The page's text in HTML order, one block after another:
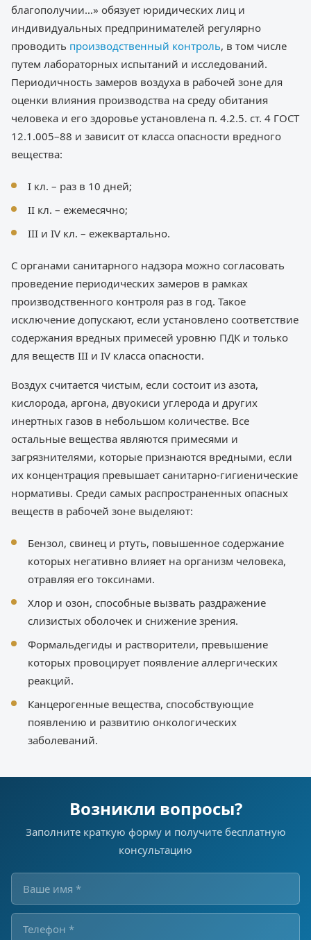
благополучии…» обязует юридических лиц и
индивидуальных предпринимателей регулярно
проводить производственный контроль, в том числе
путем лабораторных испытаний и исследований.
Периодичность замеров воздуха в рабочей зоне для
оценки влияния производства на среду обитания
человека и его здоровье установлена п. 4.2.5. ст. 4 ГОСТ
12.1.005–88 и зависит от класса опасности вредного
вещества:
I кл. – раз в 10 дней;
II кл. – ежемесячно;
III и IV кл. – ежеквартально.
С органами санитарного надзора можно согласовать
проведение периодических замеров в рамках
производственного контроля раз в год. Такое
исключение допускают, если установлено соответствие
содержания вредных примесей уровню ПДК и только
для веществ III и IV класса опасности.
Воздух считается чистым, если состоит из азота,
кислорода, аргона, двуокиси углерода и других
инертных газов в небольшом количестве. Все
остальные вещества являются примесями и
загрязнителями, которые признаются вредными, если
их концентрация превышает санитарно-гигиенические
нормативы. Среди самых распространенных опасных
веществ в рабочей зоне выделяют:
Бензол, свинец и ртуть, повышенное содержание
которых негативно влияет на организм человека,
отравляя его токсинами.
Хлор и озон, способные вызвать раздражение
слизистых оболочек и снижение зрения.
Формальдегиды и растворители, превышение
которых провоцирует появление аллергических
реакций.
Канцерогенные вещества, способствующие
появлению и развитию онкологических
заболеваний.
Возникли вопросы?
Заполните краткую форму и получите бесплатную
консультацию